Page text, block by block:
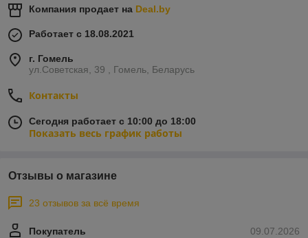
Компания продает на Deal.by
Работает с 18.08.2021
г. Гомель
ул.Советская, 39 , Гомель, Беларусь
Контакты
Сегодня работает с 10:00 до 18:00
Показать весь график работы
Отзывы о магазине
23 отзывов за всё время
09.07.2026
Покупатель